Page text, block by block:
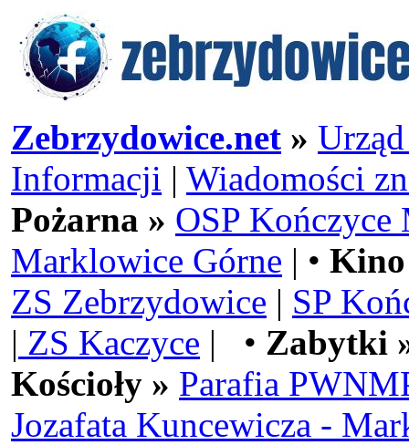
Zebrzydowice.net »
Informacji | Wiadomości
Pożarna » OSP Kończyce
Marklowice Górne | •
ZS Zebrzydowice | SP
| ZS Kaczyce | • Zabytki
Kościoły » Parafia
Jozafata Kuncewicza -